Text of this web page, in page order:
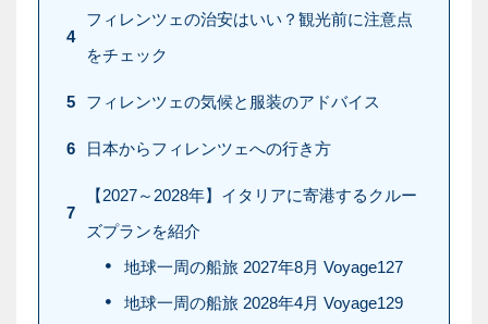
4
フィレンツェの治安はいい？観光前に注意点
をチェック
5 フィレンツェの気候と服装のアドバイス
6 日本からフィレンツェへの行き方
7
【2027～2028年】イタリアに寄港するクルー
ズプランを紹介
地球一周の船旅 2027年8月 Voyage127
地球一周の船旅 2028年4月 Voyage129